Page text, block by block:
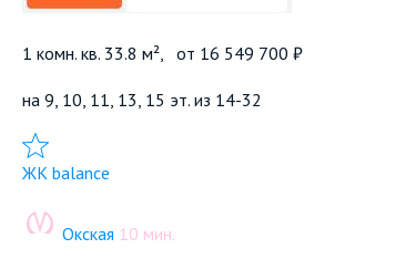
1 комн. кв. 33.8 м², от 16 549 700 ₽
на 9, 10, 11, 13, 15 эт. из 14-32
Добавить в избранное
ЖК balance
Окская 10 мин.